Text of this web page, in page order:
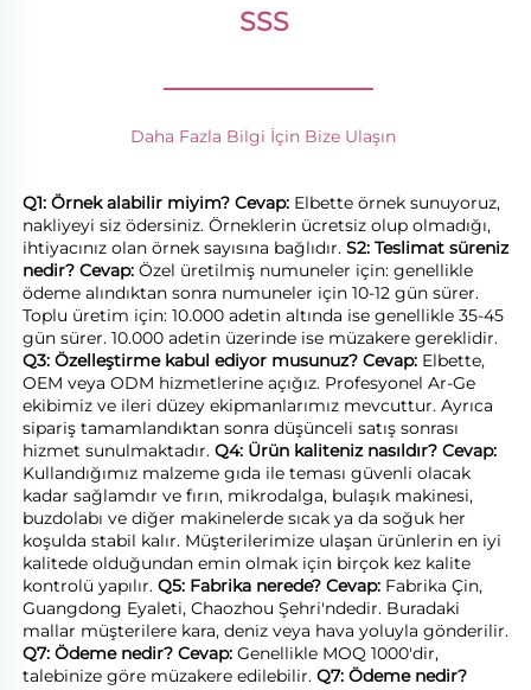
SSS
________________
Daha Fazla Bilgi İçin Bize Ulaşın
Q1: Örnek alabilir miyim? Cevap: Elbette örnek sunuyoruz,
nakliyeyi siz ödersiniz. Örneklerin ücretsiz olup olmadığı,
ihtiyacınız olan örnek sayısına bağlıdır. S2: Teslimat süreniz
nedir? Cevap: Özel üretilmiş numuneler için: genellikle
ödeme alındıktan sonra numuneler için 10-12 gün sürer.
Toplu üretim için: 10.000 adetin altında ise genellikle 35-45
Q3: Özelleştirme kabul ediyor musunuz? Cevap: Elbette,
OEM veya ODM hizmetlerine açığız. Profesyonel Ar-Ge
ekibimiz ve ileri düzey ekipmanlarımız mevcuttur. Ayrıca
sipariş tamamlandıktan sonra düşünceli satış sonrası
hizmet sunulmaktadır. Q4: Ürün kaliteniz nasıldır?
Kullandığımız malzeme gıda ile teması güvenli olacak
kadar sağlamdır ve fırın, mikrodalga, bulaşık makinesi,
buzdolabı ve diğer makinelerde sıcak ya da soğuk her
koşulda stabil kalır. Müşterilerimize ulaşan ürünlerin en iyi
kalitede olduğundan emin olmak için birçok kez kalite
kontrolü yapılır. Q5: Fabrika nerede? Cevap: Fabrika Çin,
Guangdong Eyaleti, Chaozhou Şehri'ndedir. Buradaki
Q7: Ödeme nedir? Cevap: Genellikle MOQ 1000'dir,
talebinize göre müzakere edilebilir.